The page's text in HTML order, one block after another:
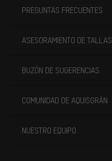
PREGUNTAS FRECUENTES
ASESORAMIENTO DE TALLAS
BUZÓN DE SUGERENCIAS
COMUNIDAD DE AQUISGRÁN
NUESTRO EQUIPO